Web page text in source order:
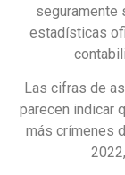
seguramente
estadísticas
Las cifras de
parecen indicar
más crímenes